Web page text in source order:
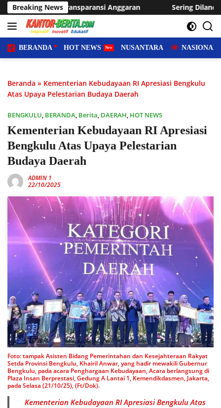
Langsung
ke
konten
Breaking News
Anggaran Sering Dilanda Genangan, Desa Sukaraja
BERANDA HOT NEWS NUSANTARA NASIONAL
Beranda » Kementerian Kebudayaan RI Apresiasi Bengkulu
Atas Upaya Pelestarian Budaya Daerah
BENGKULU, BERANDA, Berita, DAERAH, HOT NEWS
Kementerian Kebudayaan RI Apresiasi
Bengkulu Atas Upaya Pelestarian
Budaya Daerah
ADMIN 1
22/10/2025
Foto: tampak Asisten Bidang Pemerintahan dan Kesejahteraan Rakyat
Setda Provinsi Bengkulu, Khairil Anwar, yang hadir mewakili Gubernur
Bengkulu, pada acara Penghargaan Kebudayaan, Acara berlangsung di
Plaza Insan Berprestasi, Gedung A Lantai 1, Kemendikdasmen, Jakarta,
pada Selasa (21/10/25), (Ft/Dok).
Kementerian Kebudayaan RI Apresiasi Bengkulu Atas